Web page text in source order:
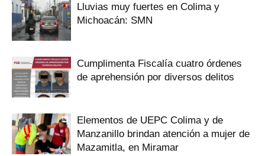
Lluvias muy fuertes en Colima y
Michoacán: SMN
Cumplimenta Fiscalía cuatro órdenes
de aprehensión por diversos delitos
Elementos de UEPC Colima y de
Manzanillo brindan atención a mujer de
Mazamitla, en Miramar